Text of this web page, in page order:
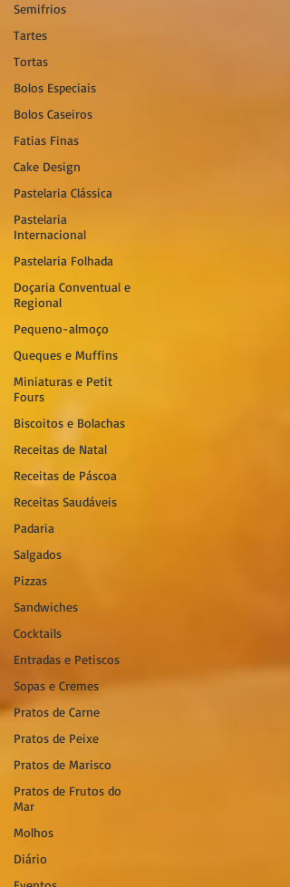
Semifrios
Tartes
Tortas
Bolos Especiais
Bolos Caseiros
Fatias Finas
Cake Design
Pastelaria Clássica
Pastelaria
Internacional
Pastelaria Folhada
Doçaria Conventual e
Regional
Pequeno-almoço
Queques e Muffins
Miniaturas e Petit
Fours
Biscoitos e Bolachas
Receitas de Natal
Receitas de Páscoa
Receitas Saudáveis
Padaria
Salgados
Pizzas
Sandwiches
Cocktails
Entradas e Petiscos
Sopas e Cremes
Pratos de Carne
Pratos de Peixe
Pratos de Marisco
Pratos de Frutos do
Mar
Molhos
Diário